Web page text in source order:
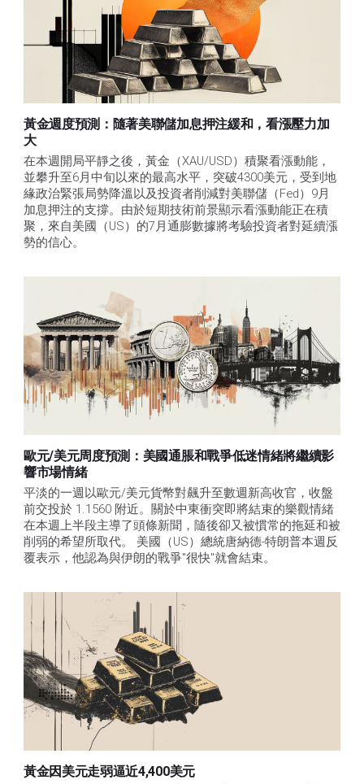
黃金週度預測：隨著美聯儲加息押注緩和，看漲壓力加
大
在本週開局平靜之後，黃金（XAU/USD）積聚看漲動能，
並攀升至6月中旬以來的最高水平，突破4300美元，受到地
緣政治緊張局勢降溫以及投資者削減對美聯儲（Fed）9月
加息押注的支撐。由於短期技術前景顯示看漲動能正在積
聚，來自美國（US）的7月通膨數據將考驗投資者對延續漲
勢的信心。
歐元/美元周度預測：美國通脹和戰爭低迷情緒將繼續影
響市場情緒
平淡的一週以歐元/美元貨幣對飆升至數週新高收官，收盤
前交投於 1.1560 附近。關於中東衝突即將結束的樂觀情緒
在本週上半段主導了頭條新聞，隨後卻又被慣常的拖延和被
削弱的希望所取代。 美國（US）總統唐納德-特朗普本週反
覆表示，他認為與伊朗的戰爭"很快"就會結束。
黃金因美元走弱逼近4,400美元